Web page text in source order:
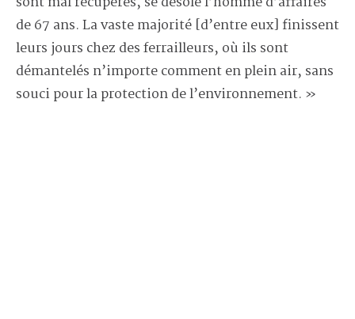
de 67 ans. La vaste majorité [d’entre eux] finissent
leurs jours chez des ferrailleurs, où ils sont
démantelés n’importe comment en plein air, sans
souci pour la protection de l’environnement. »